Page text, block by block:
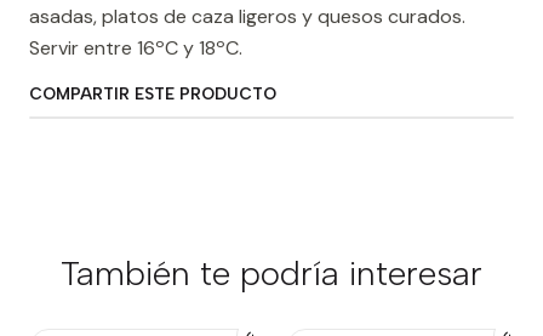
asadas, platos de caza ligeros y quesos curados.
Servir entre 16ºC y 18ºC.
COMPARTIR ESTE PRODUCTO
También te podría interesar